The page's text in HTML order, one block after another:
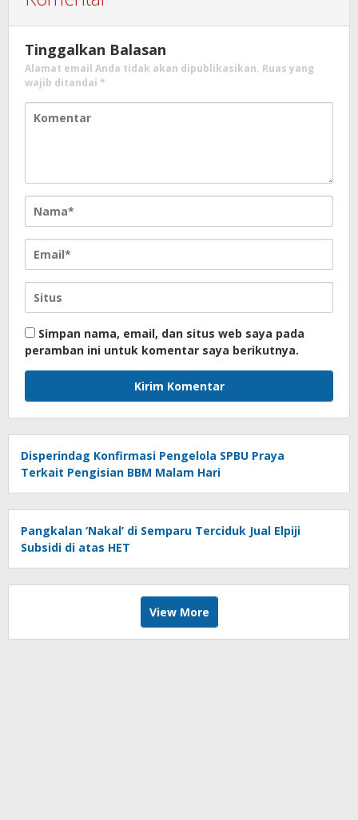
Tinggalkan Balasan
Alamat email Anda tidak akan dipublikasikan. Ruas yang
wajib ditandai *
Simpan nama, email, dan situs web saya pada
peramban ini untuk komentar saya berikutnya.
Disperindag Konfirmasi Pengelola SPBU Praya
Terkait Pengisian BBM Malam Hari
Pangkalan ‘Nakal’ di Semparu Terciduk Jual Elpiji
Subsidi di atas HET
View More